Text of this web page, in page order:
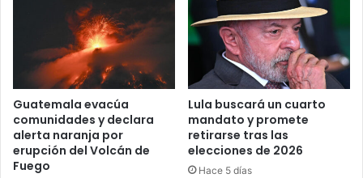
Guatemala evacúa
comunidades y declara
alerta naranja por
erupción del Volcán de
Fuego
Lula buscará un cuarto
mandato y promete
retirarse tras las
elecciones de 2026
Hace 5 días